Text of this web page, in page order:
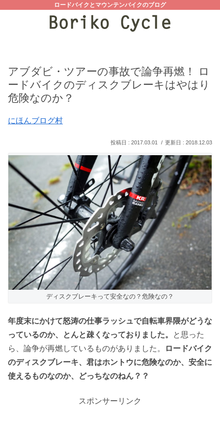
ロードバイクとマウンテンバイクのブログ
アブダビ・ツアーの事故で論争再燃！ ロ
ードバイクのディスクブレーキはやはり
危険なのか？
にほんブログ村
2017.03.01 2018.12.03
ディスクブレーキって安全なの？危険なの？
年度末にかけて怒涛の仕事ラッシュで自転車界隈がどうな
っているのか、とんと疎くなっておりました。
と思った
ら、論争が再燃しているものがありました。
ロードバイク
のディスクブレーキ、君はホントウに危険なのか、安全に
使えるものなのか、どっちなのねん？？
スポンサーリンク